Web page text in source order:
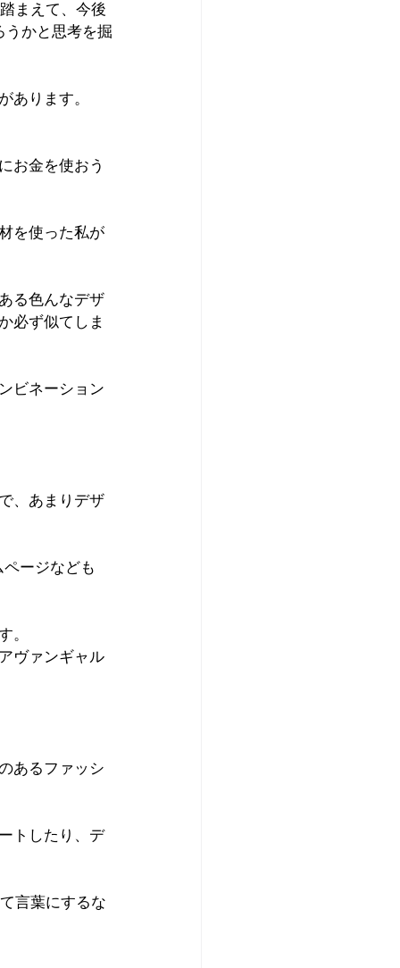
まえて、今後
うかと思考を掘
あります。
お金を使おう
を使った私が
る色んなデザ
必ず似てしま
ビネーション
、あまりデザ
ージなども
。
ヴァンギャル
あるファッシ
トしたり、デ
言葉にするな